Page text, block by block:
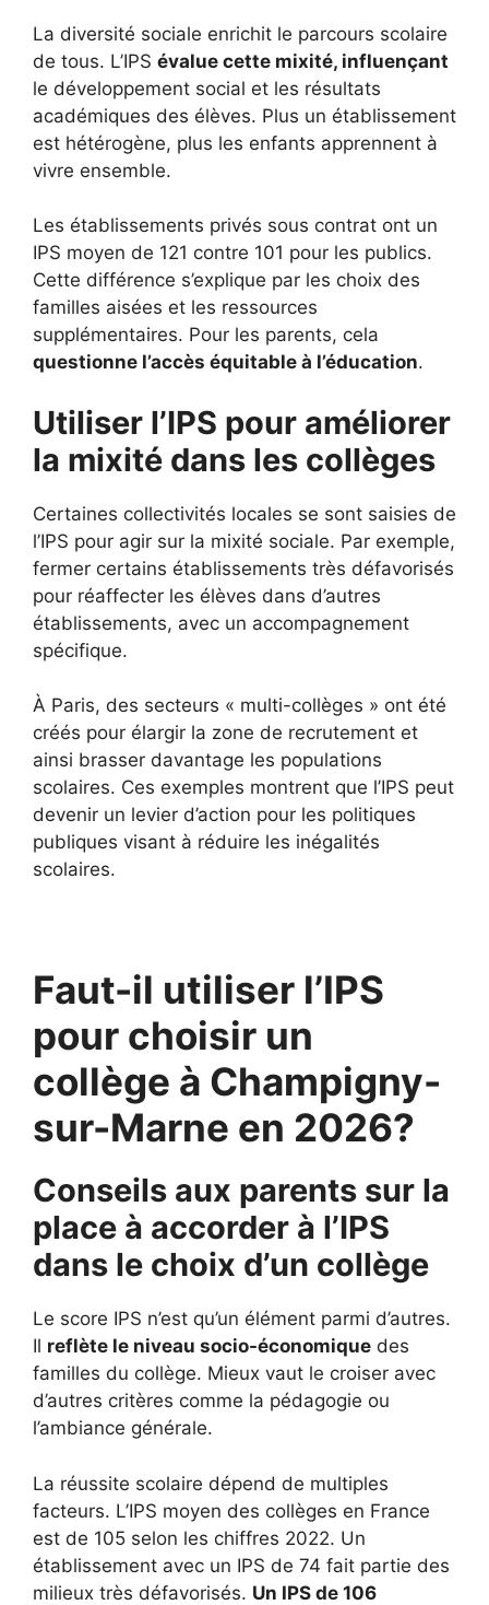
La diversité sociale enrichit le parcours scolaire
de tous. L’IPS évalue cette mixité, influençant
le développement social et les résultats
académiques des élèves. Plus un établissement
est hétérogène, plus les enfants apprennent à
vivre ensemble.
Les établissements privés sous contrat ont un
IPS moyen de 121 contre 101 pour les publics.
Cette différence s’explique par les choix des
familles aisées et les ressources
supplémentaires. Pour les parents, cela
questionne l’accès équitable à l’éducation.
Utiliser l’IPS pour améliorer
la mixité dans les collèges
Certaines collectivités locales se sont saisies de
l’IPS pour agir sur la mixité sociale. Par exemple,
fermer certains établissements très défavorisés
pour réaffecter les élèves dans d’autres
établissements, avec un accompagnement
spécifique.
À Paris, des secteurs « multi-collèges » ont été
créés pour élargir la zone de recrutement et
ainsi brasser davantage les populations
scolaires. Ces exemples montrent que l’IPS peut
devenir un levier d’action pour les politiques
publiques visant à réduire les inégalités
scolaires.
Faut-il utiliser l’IPS
pour choisir un
collège à Champigny-
sur-Marne en 2026?
Conseils aux parents sur la
place à accorder à l’IPS
dans le choix d’un collège
Le score IPS n’est qu’un élément parmi d’autres.
Il reflète le niveau socio-économique des
familles du collège. Mieux vaut le croiser avec
d’autres critères comme la pédagogie ou
l’ambiance générale.
La réussite scolaire dépend de multiples
facteurs. L’IPS moyen des collèges en France
est de 105 selon les chiffres 2022. Un
établissement avec un IPS de 74 fait partie des
milieux très défavorisés. Un IPS de 106